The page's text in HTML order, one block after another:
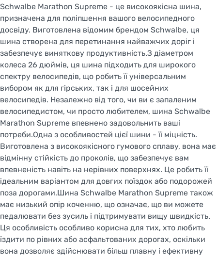
Schwalbe Marathon Supreme - це високоякісна шина,
призначена для поліпшення вашого велосипедного
досвіду. Виготовлена відомим брендом Schwalbe, ця
шина створена для перетинання найважчих доріг і
забезпечує виняткову продуктивність.З діаметром
колеса 26 дюймів, ця шина підходить для широкого
спектру велосипедів, що робить її універсальним
вибором як для гірських, так і для шосейних
велосипедів. Незалежно від того, чи ви є запаленим
велосипедистом, чи просто любителем, шина Schwalbe
Marathon Supreme впевнено задовольнить ваші
потреби.Одна з особливостей цієї шини - її міцність.
Виготовлена з високоякісного гумового сплаву, вона має
відмінну стійкість до проколів, що забезпечує вам
впевненість навіть на нерівних поверхнях. Це робить її
ідеальним варіантом для довгих поїздок або подорожей
поза дорогами.Шина Schwalbe Marathon Supreme також
має низький опір коченню, що означає, що ви можете
педалювати без зусиль і підтримувати вищу швидкість.
Ця особливість особливо корисна для тих, хто любить
їздити по рівних або асфальтованих дорогах, оскільки
вона дозволяє здійснювати більш плавну і ефективну